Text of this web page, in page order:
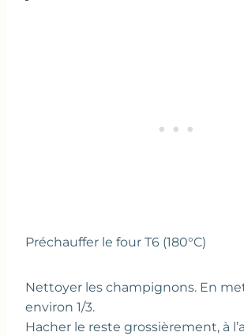
Préchauffer le four T6 (180°C)
Nettoyer les champignons. En
environ 1/3.
Hacher le reste grossièrement, à